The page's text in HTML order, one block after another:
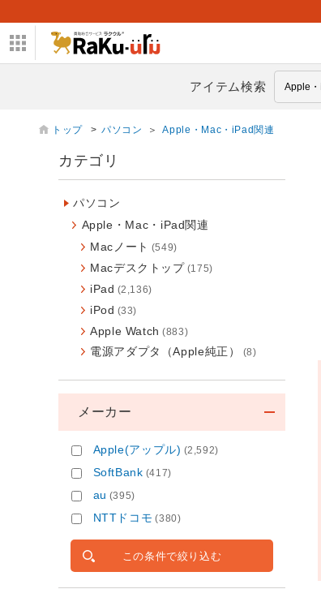
アイテム検索
トップ > パソコン ＞ Apple・Mac・iPad関連
カテゴリ
パソコン
Apple・Mac・iPad関連
Macノート (549)
Macデスクトップ (175)
iPad (2,136)
iPod (33)
Apple Watch (883)
電源アダプタ（Apple純正） (8)
メーカー
Apple(アップル) (2,592)
SoftBank (417)
au (395)
NTTドコモ (380)
この条件で絞り込む